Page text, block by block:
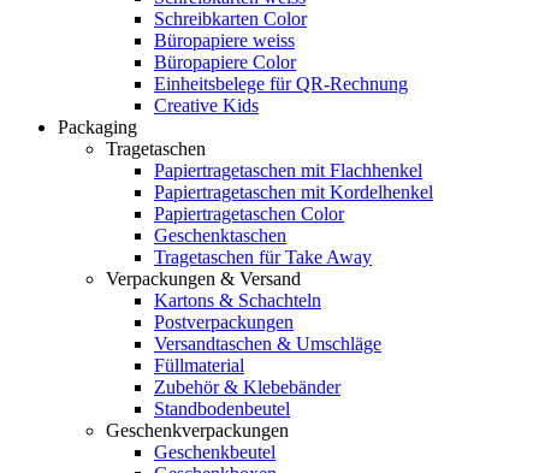
Schreibkarten Color
Büropapiere weiss
Büropapiere Color
Einheitsbelege für QR-Rechnung
Creative Kids
Packaging
Tragetaschen
Papiertragetaschen mit Flachhenkel
Papiertragetaschen mit Kordelhenkel
Papiertragetaschen Color
Geschenktaschen
Tragetaschen für Take Away
Verpackungen & Versand
Kartons & Schachteln
Postverpackungen
Versandtaschen & Umschläge
Füllmaterial
Zubehör & Klebebänder
Standbodenbeutel
Geschenkverpackungen
Geschenkbeutel